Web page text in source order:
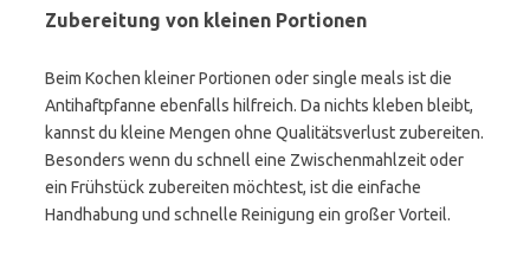
Zubereitung von kleinen Portionen
Beim Kochen kleiner Portionen oder single meals ist die
Antihaftpfanne ebenfalls hilfreich. Da nichts kleben bleibt,
kannst du kleine Mengen ohne Qualitätsverlust zubereiten.
Besonders wenn du schnell eine Zwischenmahlzeit oder
ein Frühstück zubereiten möchtest, ist die einfache
Handhabung und schnelle Reinigung ein großer Vorteil.